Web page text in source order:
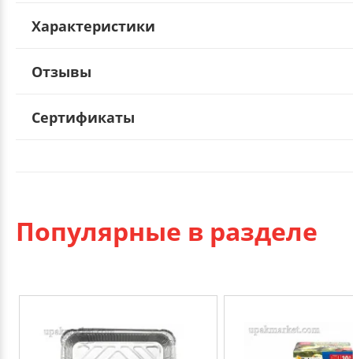
Характеристики
Отзывы
Сертификаты
Популярные в разделе